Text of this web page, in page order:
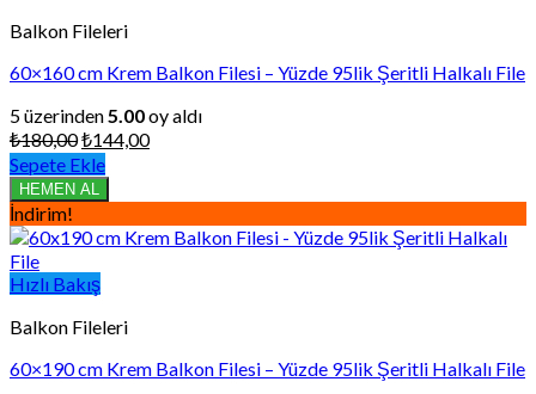
Balkon Fileleri
60×160 cm Krem Balkon Filesi – Yüzde 95lik Şeritli Halkalı File
5 üzerinden 5.00oy aldı
₺180,00Orijinal
fiyat:
₺180,00.
₺144,00Şu
₺144,00.
Sepete Ekle
HEMEN AL
İndirim!
Hızlı Bakış
Balkon Fileleri
60×190 cm Krem Balkon Filesi – Yüzde 95lik Şeritli Halkalı File